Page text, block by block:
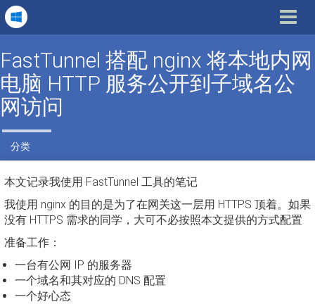
Toggle
FastTunnel 搭配 nginx 将本地内网
电脑 HTTP 服务公开到子域名公
网访问
分类
本文记录我使用 FastTunnel 工具的笔记
我使用 nginx 的目的是为了在网关这一层用 HTTPS 顶着。如果
没有 HTTPS 需求的同学，大可不必按照本文提供的方式配置
准备工作：
一台有公网 IP 的服务器
一个域名和其对应的 DNS 配置
一个好心态